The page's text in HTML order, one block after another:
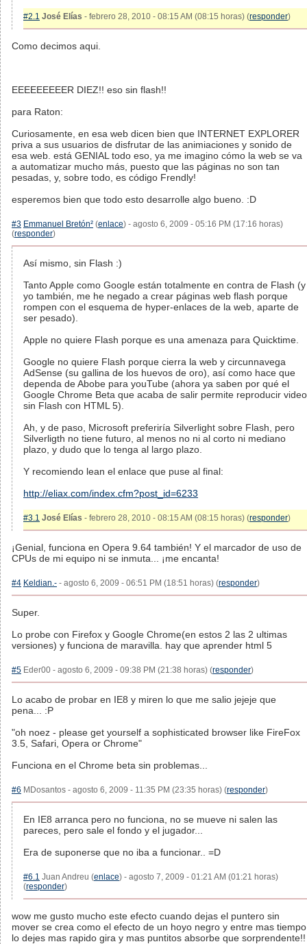
#2.1 José Elías - febrero 28, 2010 - 08:15 AM (08:15 horas) (responder)
Como decimos aqui.
EEEEEEEEER DIEZ!! eso sin flash!!
para Raton:
Curiosamente, en esa web dicen bien que INTERNET EXPLORER
priva a sus usuarios de disfrutar de las animiaciones y sonido de
esa web. está GENIAL todo eso, ya me imagino cómo la web se va
a automatizar mucho más, puesto que las páginas no son tan
pesadas, y, sobre todo, es código Frendly!
esperemos bien que todo esto desarrolle algo bueno. :D
#3 Emmanuel Bretón² (enlace) - agosto 6, 2009 - 05:16 PM (17:16 horas)
(responder)
Así mismo, sin Flash :)
Tanto Apple como Google están totalmente en contra de Flash (y
yo también, me he negado a crear páginas web flash porque
rompen con el esquema de hyper-enlaces de la web, aparte de
ser pesado).
Apple no quiere Flash porque es una amenaza para Quicktime.
Google no quiere Flash porque cierra la web y circunnavega
AdSense (su gallina de los huevos de oro), así como hace que
dependa de Abobe para youTube (ahora ya saben por qué el
Google Chrome Beta que acaba de salir permite reproducir video
sin Flash con HTML 5).
Ah, y de paso, Microsoft preferiría Silverlight sobre Flash, pero
Silverligth no tiene futuro, al menos no ni al corto ni mediano
plazo, y dudo que lo tenga al largo plazo.
Y recomiendo lean el enlace que puse al final:
http://eliax.com/index.cfm?post_id=6233
#3.1 José Elías - febrero 28, 2010 - 08:15 AM (08:15 horas) (responder)
¡Genial, funciona en Opera 9.64 también! Y el marcador de uso de
CPUs de mi equipo ni se inmuta... ¡me encanta!
#4 Keldian.- - agosto 6, 2009 - 06:51 PM (18:51 horas) (responder)
Super.
Lo probe con Firefox y Google Chrome(en estos 2 las 2 ultimas
versiones) y funciona de maravilla. hay que aprender html 5
#5 Eder00 - agosto 6, 2009 - 09:38 PM (21:38 horas) (responder)
Lo acabo de probar en IE8 y miren lo que me salio jejeje que
pena... :P
"oh noez - please get yourself a sophisticated browser like FireFox
3.5, Safari, Opera or Chrome"
Funciona en el Chrome beta sin problemas...
#6 MDosantos - agosto 6, 2009 - 11:35 PM (23:35 horas) (responder)
En IE8 arranca pero no funciona, no se mueve ni salen las
pareces, pero sale el fondo y el jugador...
Era de suponerse que no iba a funcionar.. =D
#6.1 Juan Andreu (enlace) - agosto 7, 2009 - 01:21 AM (01:21 horas)
(responder)
wow me gusto mucho este efecto cuando dejas el puntero sin
mover se crea como el efecto de un hoyo negro y entre mas tiempo
lo dejes mas rapido gira y mas puntitos absorbe que sorprendente!!